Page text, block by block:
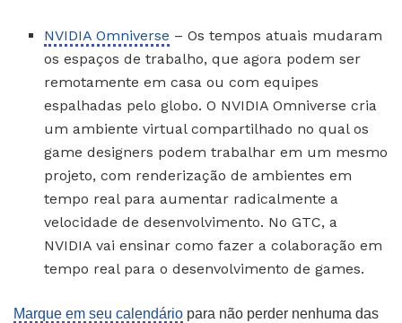
NVIDIA Omniverse – Os tempos atuais mudaram
os espaços de trabalho, que agora podem ser
remotamente em casa ou com equipes
espalhadas pelo globo. O NVIDIA Omniverse cria
um ambiente virtual compartilhado no qual os
game designers podem trabalhar em um mesmo
projeto, com renderização de ambientes em
tempo real para aumentar radicalmente a
velocidade de desenvolvimento. No GTC, a
NVIDIA vai ensinar como fazer a colaboração em
tempo real para o desenvolvimento de games.
Marque em seu calendário para não perder nenhuma das